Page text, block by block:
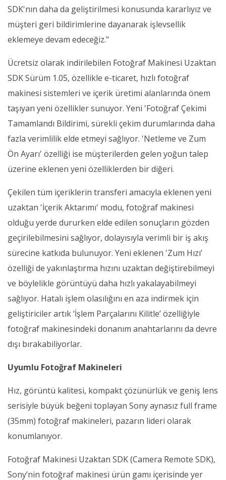
SDK'nın daha da geliştirilmesi konusunda kararlıyız ve
müşteri geri bildirimlerine dayanarak işlevsellik
eklemeye devam edeceğiz."
Ücretsiz olarak indirilebilen Fotoğraf Makinesi Uzaktan
SDK Sürüm 1.05, özellikle e-ticaret, hızlı fotoğraf
makinesi sistemleri ve içerik üretimi alanlarında önem
taşıyan yeni özellikler sunuyor. Yeni 'Fotoğraf Çekimi
Tamamlandı Bildirimi, sürekli çekim durumlarında daha
fazla verimlilik elde etmeyi sağlıyor. 'Netleme ve Zum
Ön Ayarı' özelliği ise müşterilerden gelen yoğun talep
üzerine eklenen yeni özelliklerden bir diğeri.
Çekilen tüm içeriklerin transferi amacıyla eklenen yeni
uzaktan 'İçerik Aktarımı' modu, fotoğraf makinesi
olduğu yerde dururken elde edilen sonuçların gözden
geçirilebilmesini sağlıyor, dolayısıyla verimli bir iş akış
sürecine katkıda bulunuyor. Yeni eklenen 'Zum Hızı’
özelliği de yakınlaştırma hızını uzaktan değiştirebilmeyi
ve böylelikle görüntüyü daha hızlı yakalayabilmeyi
sağlıyor. Hatalı işlem olasılığını en aza indirmek için
geliştiriciler artık ‘İşlem Parçalarını Kilitle’ özelliğiyle
fotoğraf makinesindeki donanım anahtarlarını da devre
dışı bırakabiliyorlar.
Uyumlu Fotoğraf Makineleri
Hız, görüntü kalitesi, kompakt çözünürlük ve geniş lens
serisiyle büyük beğeni toplayan Sony aynasız full frame
(35mm) fotoğraf makineleri, pazarın lideri olarak
konumlanıyor.
Fotoğraf Makinesi Uzaktan SDK (Camera Remote SDK),
Sony’nin fotoğraf makinesi ürün gamı içerisinde yer